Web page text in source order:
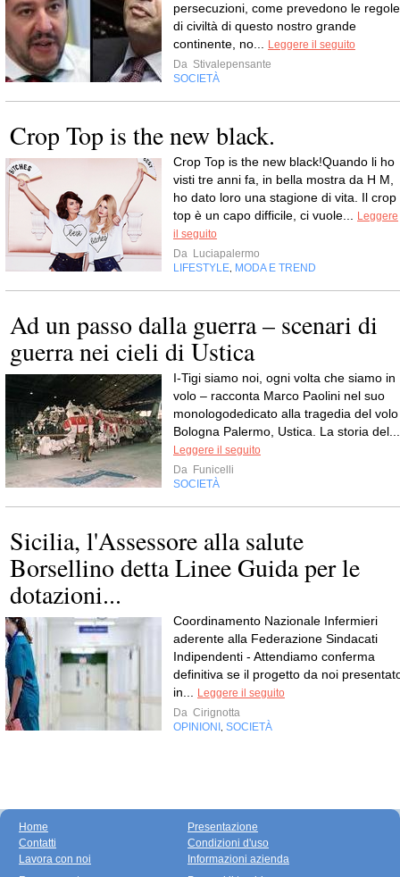
persecuzioni, come prevedono le regole
di civiltà di questo nostro grande
continente, no...
Leggere il seguito
Da Stivalepensante
SOCIETÀ
Crop Top is the new black.
Crop Top is the new black!Quando li ho
visti tre anni fa, in bella mostra da H M,
ho dato loro una stagione di vita. Il crop
top è un capo difficile, ci vuole...
Leggere
il seguito
Da Luciapalermo
LIFESTYLE MODA E TREND
Ad un passo dalla guerra – scenari di
guerra nei cieli di Ustica
I-Tigi siamo noi, ogni volta che siamo in
volo – racconta Marco Paolini nel suo
monologodedicato alla tragedia del volo
Bologna Palermo, Ustica. La storia del...
Leggere il seguito
Da Funicelli
SOCIETÀ
Sicilia, l'Assessore alla salute
Borsellino detta Linee Guida per le
dotazioni...
Coordinamento Nazionale Infermieri
aderente alla Federazione Sindacati
Indipendenti - Attendiamo conferma
definitiva se il progetto da noi
in...
Leggere il seguito
Da Cirignotta
OPINIONI
SOCIETÀ
Home
Contatti
Lavora con noi
Presentazione
Condizioni d'uso
Informazioni azienda